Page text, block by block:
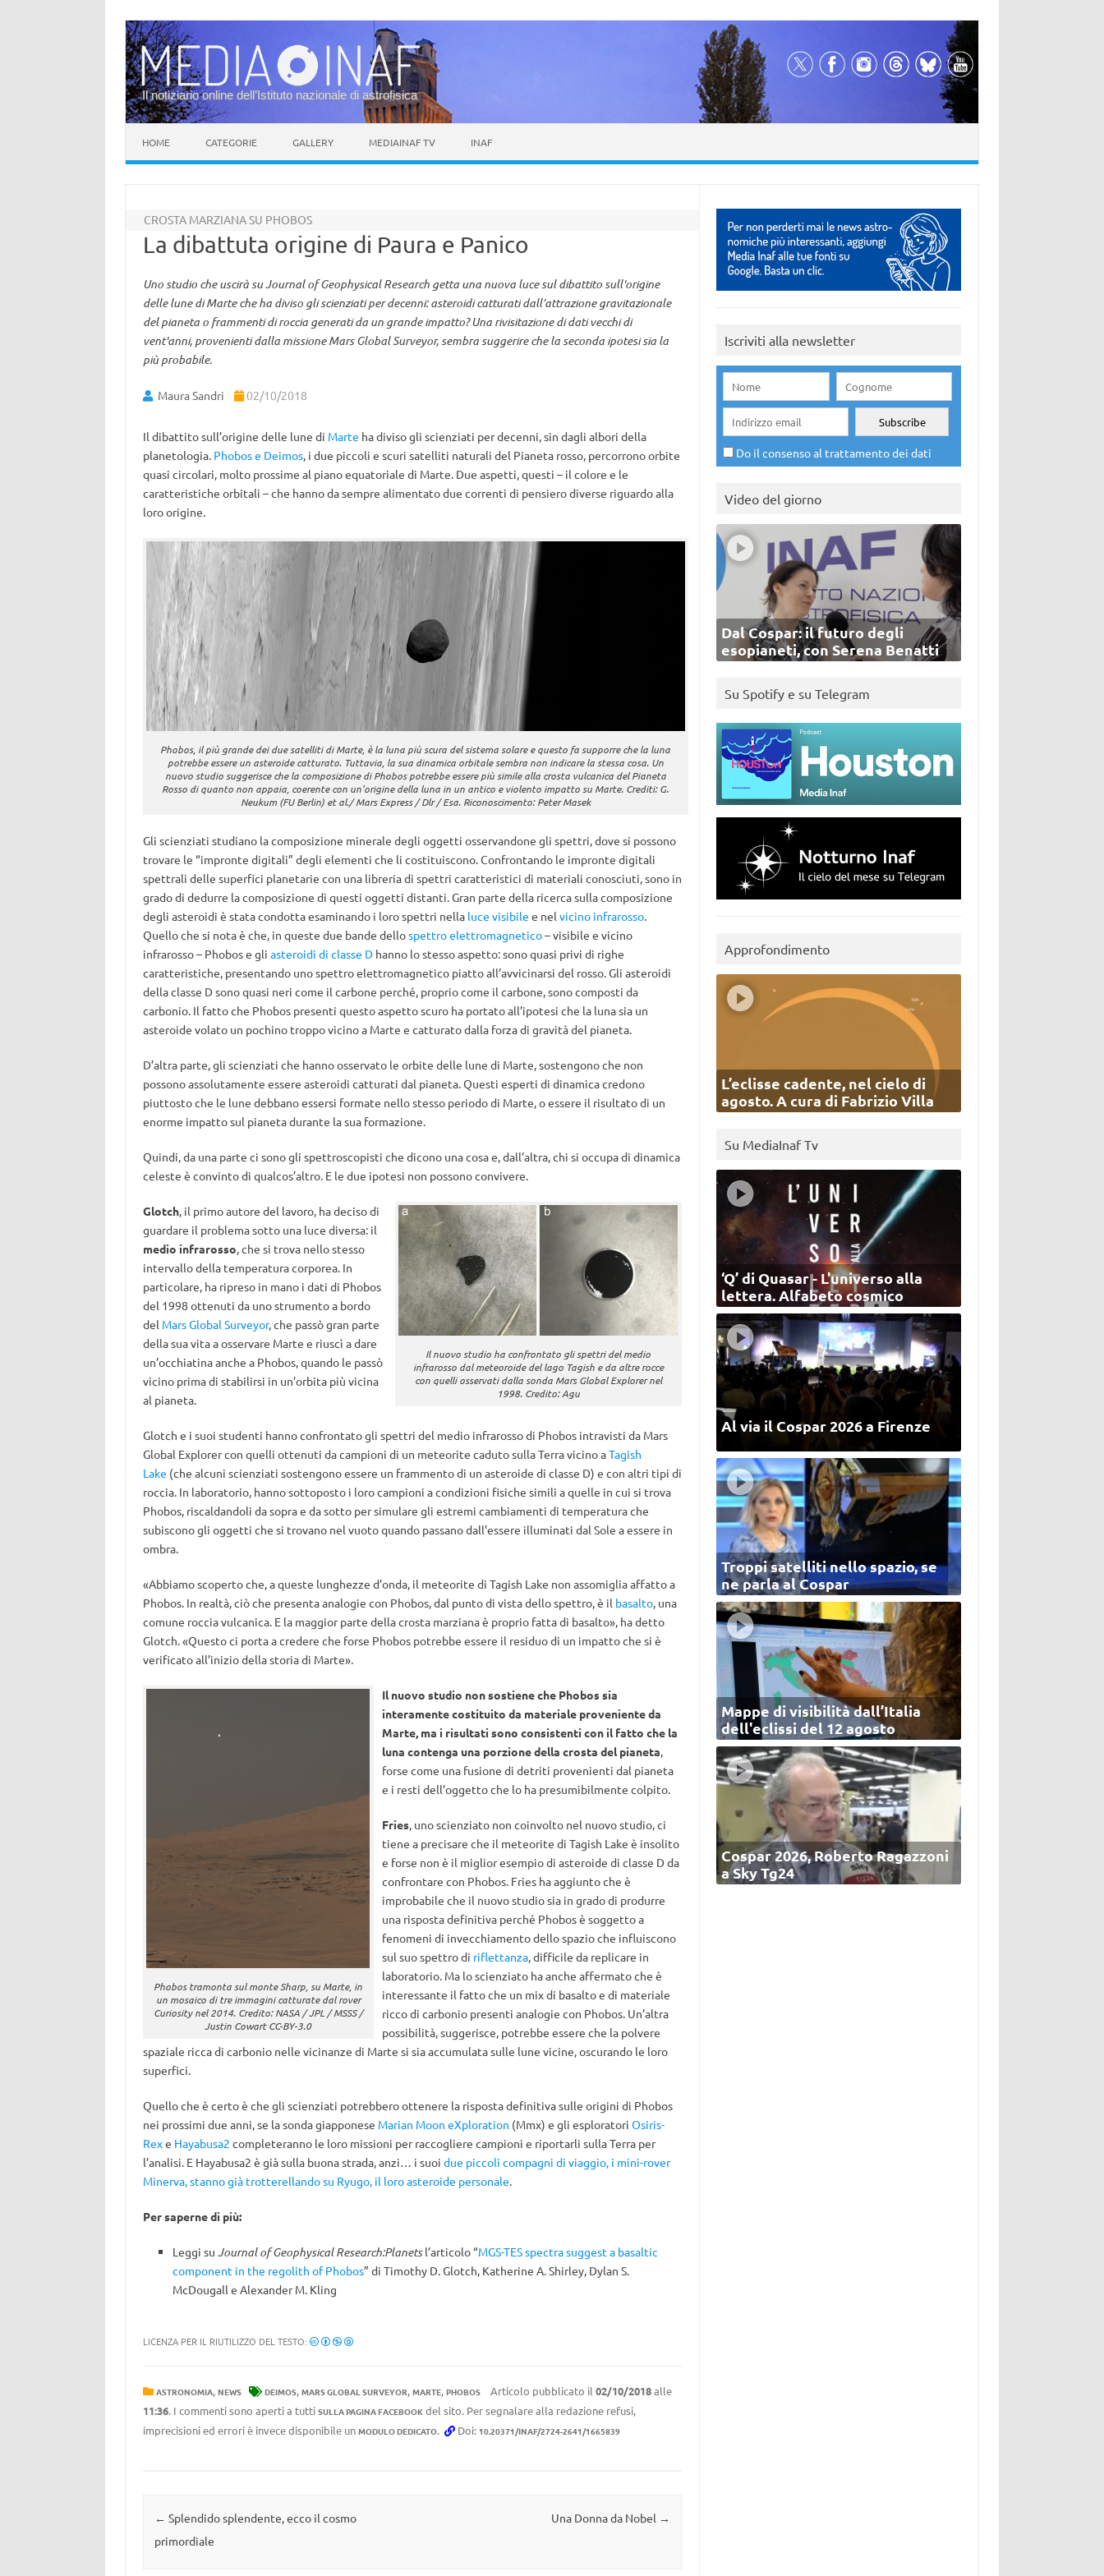
Il notiziario online dell’Istituto nazionale di astrofisica
HOME CATEGORIE GALLERY MEDIAINAF TV INAF
CROSTA MARZIANA SU PHOBOS
La dibattuta origine di Paura e Panico
Uno studio che uscirà su Journal of Geophysical Research getta una nuova luce sul dibattito sull'origine
delle lune di Marte che ha diviso gli scienziati per decenni: asteroidi catturati dall’attrazione gravitazionale
del pianeta o frammenti di roccia generati da un grande impatto? Una rivisitazione di dati vecchi di
vent'anni, provenienti dalla missione Mars Global Surveyor, sembra suggerire che la seconda ipotesi sia la
più probabile.
Maura Sandri 02/10/2018
Il dibattito sull’origine delle lune di Marte ha diviso gli scienziati per decenni, sin dagli albori della
planetologia. Phobos e Deimos, i due piccoli e scuri satelliti naturali del Pianeta rosso, percorrono orbite
quasi circolari, molto prossime al piano equatoriale di Marte. Due aspetti, questi – il colore e le
caratteristiche orbitali – che hanno da sempre alimentato due correnti di pensiero diverse riguardo alla
loro origine.
Phobos, il più grande dei due satelliti di Marte, è la luna più scura del sistema solare e questo fa supporre che la luna
potrebbe essere un asteroide catturato. Tuttavia, la sua dinamica orbitale sembra non indicare la stessa cosa. Un
nuovo studio suggerisce che la composizione di Phobos potrebbe essere più simile alla crosta vulcanica del Pianeta
Rosso di quanto non appaia, coerente con un’origine della luna in un antico e violento impatto su Marte. Crediti: G.
Neukum (FU Berlin) et al./ Mars Express / Dlr / Esa. Riconoscimento: Peter Masek
Gli scienziati studiano la composizione minerale degli oggetti osservandone gli spettri, dove si possono
trovare le “impronte digitali” degli elementi che li costituiscono. Confrontando le impronte digitali
spettrali delle superfici planetarie con una libreria di spettri caratteristici di materiali conosciuti, sono in
grado di dedurre la composizione di questi oggetti distanti. Gran parte della ricerca sulla composizione
degli asteroidi è stata condotta esaminando i loro spettri nella luce visibile e nel vicino infrarosso.
Quello che si nota è che, in queste due bande dellospettro elettromagnetico– visibile e vicino
infrarosso – Phobos e gli asteroidi di classe Dhanno lo stesso aspetto: sono quasi privi di righe
caratteristiche, presentando uno spettro elettromagnetico piatto all’avvicinarsi del rosso. Gli asteroidi
della classe D sono quasi neri come il carbone perché, proprio come il carbone, sono composti da
carbonio. Il fatto che Phobos presenti questo aspetto scuro ha portato all’ipotesi che la luna sia un
asteroide volato un pochino troppo vicino a Marte e catturato dalla forza di gravità del pianeta.
D’altra parte, gli scienziati che hanno osservato le orbite delle lune di Marte, sostengono che non
possono assolutamente essere asteroidi catturati dal pianeta. Questi esperti di dinamica credono
piuttosto che le lune debbano essersi formate nello stesso periodo di Marte, o essere il risultato di un
enorme impatto sul pianeta durante la sua formazione.
Quindi, da una parte ci sono gli spettroscopisti che dicono una cosa e, dall’altra, chi si occupa di dinamica
celeste è convinto di qualcos’altro. E le due ipotesi non possono convivere.
Il nuovo studio ha confrontato gli spettri del medio
infrarosso dal meteoroide del lago Tagish e da altre rocce
con quelli osservati dalla sonda Mars Global Explorer nel
1998. Credito: Agu
Glotch, il primo autore del lavoro, ha deciso di
guardare il problema sotto una luce diversa: il
medio infrarosso, che si trova nello stesso
intervallo della temperatura corporea. In
particolare, ha ripreso in mano i dati di Phobos
del 1998 ottenuti da uno strumento a bordo
del Mars Global Surveyor, che passò gran parte
della sua vita a osservare Marte e riuscì a dare
un’occhiatina anche a Phobos, quando le passò
vicino prima di stabilirsi in un’orbita più vicina
al pianeta.
Glotch e i suoi studenti hanno confrontato gli spettri del medio infrarosso di Phobos intravisti da Mars
Global Explorer con quelli ottenuti da campioni di un meteorite caduto sulla Terra vicino aTagish
Lake (che alcuni scienziati sostengono essere un frammento di un asteroide di classe D) e con altri tipi di
roccia. In laboratorio, hanno sottoposto i loro campioni a condizioni fisiche simili a quelle in cui si trova
Phobos, riscaldandoli da sopra e da sotto per simulare gli estremi cambiamenti di temperatura che
subiscono gli oggetti che si trovano nel vuoto quando passano dall’essere illuminati dal Sole a essere in
ombra.
«Abbiamo scoperto che, a queste lunghezze d’onda, il meteorite di Tagish Lake non assomiglia affatto a
Phobos. In realtà, ciò che presenta analogie con Phobos, dal punto di vista dello spettro, è il basalto, una
comune roccia vulcanica. E la maggior parte della crosta marziana è proprio fatta di basalto», ha detto
Glotch. «Questo ci porta a credere che forse Phobos potrebbe essere il residuo di un impatto che si è
verificato all’inizio della storia di Marte».
Phobos tramonta sul monte Sharp, su Marte, in
un mosaico di tre immagini catturate dal rover
Curiosity nel 2014. Credito: NASA / JPL / MSSS /
Justin Cowart CC-BY-3.0
Il nuovo studio non sostiene che Phobos sia
interamente costituito da materiale proveniente da
Marte, ma i risultati sono consistenti con il fatto che la
luna contenga una porzione della crosta del pianeta,
forse come una fusione di detriti provenienti dal pianeta
e i resti dell’oggetto che lo ha presumibilmente colpito.
Fries, uno scienziato non coinvolto nel nuovo studio, ci
tiene a precisare che il meteorite di Tagish Lake è insolito
e forse non è il miglior esempio di asteroide di classe D da
confrontare con Phobos. Fries ha aggiunto che è
improbabile che il nuovo studio sia in grado di produrre
una risposta definitiva perché Phobos è soggetto a
fenomeni di invecchiamento dello spazio che influiscono
sul suo spettro di riflettanza, difficile da replicare in
laboratorio. Ma lo scienziato ha anche affermato che è
interessante il fatto che un mix di basalto e di materiale
ricco di carbonio presenti analogie con Phobos. Un’altra
possibilità, suggerisce, potrebbe essere che la polvere
spaziale ricca di carbonio nelle vicinanze di Marte si sia accumulata sulle lune vicine, oscurando le loro
superfici.
Quello che è certo è che gli scienziati potrebbero ottenere la risposta definitiva sulle origini di Phobos
nei prossimi due anni, se la sonda giapponese Marian Moon eXploration (Mmx) e gli esploratori Osiris-
Rexe Hayabusa2 completeranno le loro missioni per raccogliere campioni e riportarli sulla Terra per
l’analisi. E Hayabusa2 è già sulla buona strada, anzi… i suoi due piccoli compagni di viaggio, i mini-rover
Minerva, stanno già trotterellando su Ryugo, il loro asteroide personale.
Per saperne di più:
Leggi su Journal of Geophysical Research:Planetsl’articolo “MGS-TES spectra suggest a basaltic
component in the regolith of Phobos” di Timothy D. Glotch, Katherine A. Shirley, Dylan S.
McDougall e Alexander M. Kling
LICENZA PER IL RIUTILIZZO DEL TESTO:
ASTRONOMIA, NEWS DEIMOS, MARS GLOBAL SURVEYOR, MARTE, PHOBOS Articolo pubblicato il 02/10/2018alle
11:36. I commenti sono aperti a tutti SULLA PAGINA FACEBOOKdel sito. Per segnalare alla redazione refusi,
imprecisioni ed errori è invece disponibile un MODULO DEDICATO. Doi: 10.20371/INAF/2724-2641/1665839
Navigazione articolo
← Splendido splendente, ecco il cosmo
primordiale
Una Donna da Nobel →
Iscriviti alla newsletter
Do il consenso al trattamento dei dati
Video del giorno
Dal Cospar: il futuro degli
esopianeti, con Serena Benatti
Su Spotify e su Telegram
Approfondimento
L’eclisse cadente, nel cielo di
agosto. A cura di Fabrizio Villa
Su MediaInaf Tv
‘Q’ di Quasar - L'universo alla
lettera. Alfabeto cosmico
Al via il Cospar 2026 a Firenze
Troppi satelliti nello spazio, se
ne parla al Cospar
Mappe di visibilità dall’Italia
dell'eclissi del 12 agosto
Cospar 2026, Roberto Ragazzoni
a Sky Tg24